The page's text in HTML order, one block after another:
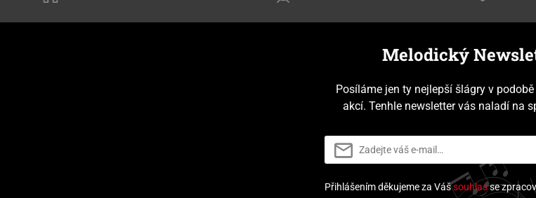
Melodický
Posíláme jen ty nejlepší šlágry v
akcí. Tenhle newsletter vás naladí na
Přihlášením děkujeme za Vášsouhlasse